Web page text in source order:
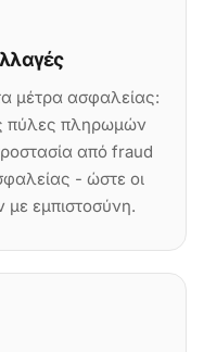
μέτρα ασφαλείας:
πύλες πληρωμών
από fraud
- ώστε οι
εμπιστοσύνη.